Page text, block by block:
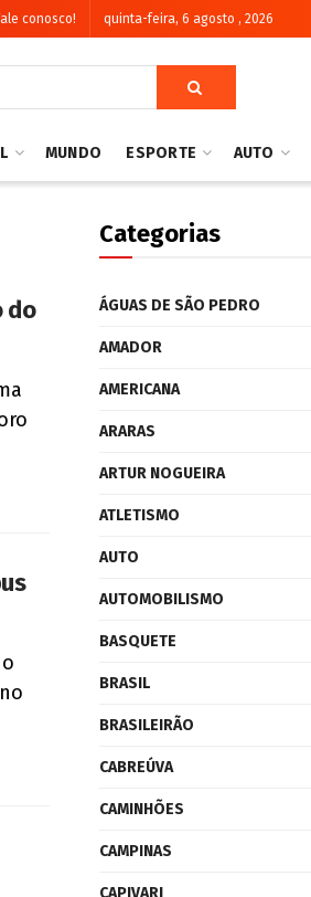
conosco! quinta-feira, 6 agosto , 2026
MUNDO ESPORTE AUTO
do
Categorias
ÁGUAS DE SÃO PEDRO
AMADOR
AMERICANA
ARARAS
ARTUR NOGUEIRA
ATLETISMO
AUTO
AUTOMOBILISMO
BASQUETE
BRASIL
BRASILEIRÃO
CABREÚVA
CAMINHÕES
CAMPINAS
CAPIVARI